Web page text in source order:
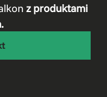
z produktami